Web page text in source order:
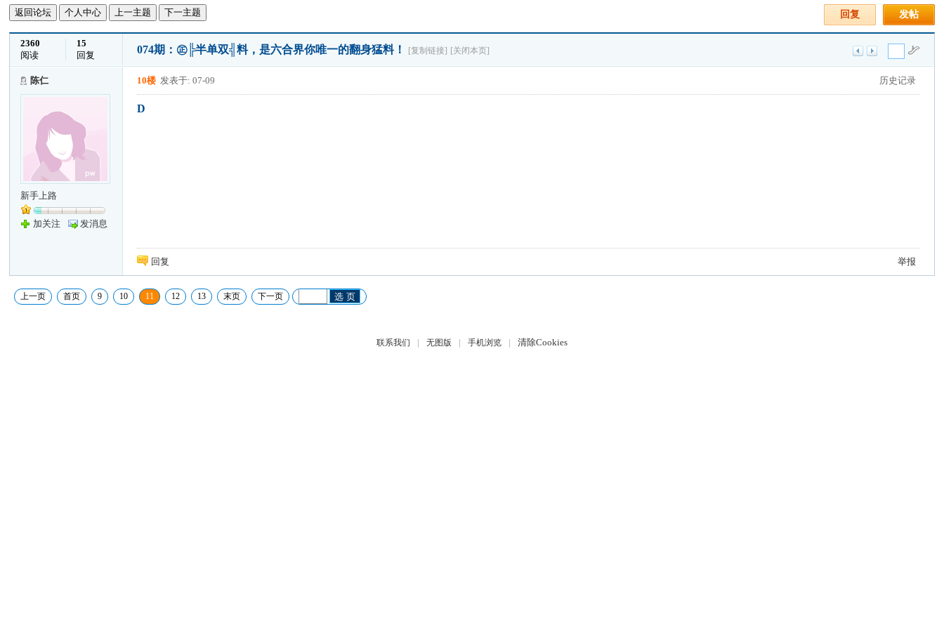
返回论坛 个人中心 上一主题 下一主题 发帖
回复
2360
阅读
15
回复
074期：㊣╠半单双╣料，是六合界你唯一的翻身猛料！ [复制链接] [关闭本页]
陈仁
新手上路
加关注 发消息
历史记录
10楼 发表于: 07-09
D
回复 举报
上一页 首页 9 10 11 12 13 末页 下一页 选 页
联系我们 | 无图版 | 手机浏览 | 清除Cookies